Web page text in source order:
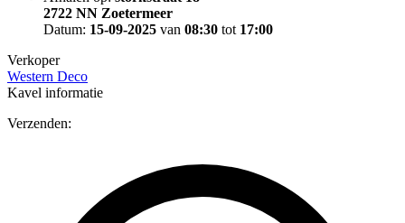
2722 NN Zoetermeer
Datum: 15-09-2025 van 08:30 tot 17:00
Verkoper
Western Deco
Kavel informatie
Verzenden: